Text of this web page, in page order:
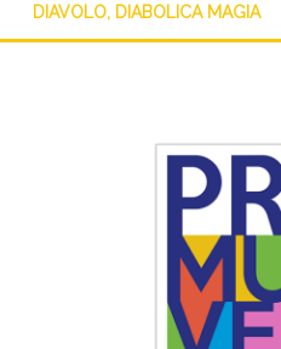
DIAVOLO, DIABOLICA MAGIA